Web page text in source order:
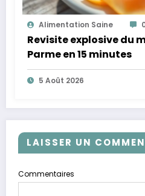
Alimentation Saine
Revisite explosive du
Parme en 15 minutes
5 Août 2026
LAISSER UN
Commentaires